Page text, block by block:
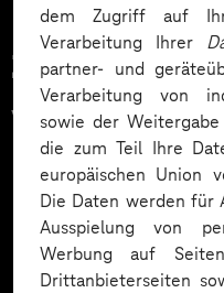
dem Zugriff auf
Verarbeitung Ihrer
partner- und
Verarbeitung von
sowie der
die zum Teil Ihre
europäischen Union
Die Daten werden für
Ausspielung von
Werbung auf
Drittanbieterseiten
Zahlreiche
vertrauen
Expertise.